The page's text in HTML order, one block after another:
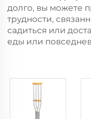
долго, вы можете
трудности,
садиться или
еды или